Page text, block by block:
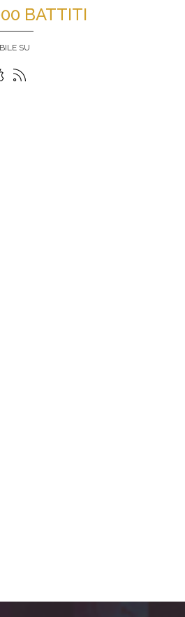
BATTITI
SU